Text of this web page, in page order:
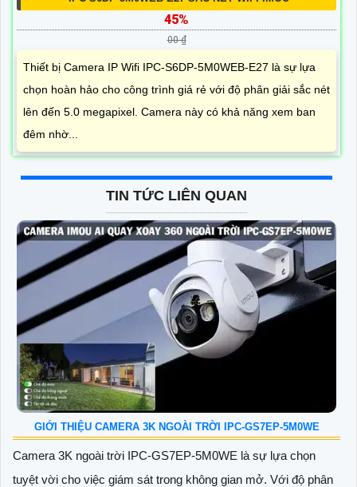
45%
00 ₫
Thiết bị Camera IP Wifi IPC-S6DP-5M0WEB-E27 là sự lựa
chọn hoàn hảo cho công trình giá rẻ với độ phân giải sắc nét
lên đến 5.0 megapixel. Camera này có khả năng xem ban
đêm nhờ...
TIN TỨC LIÊN QUAN
GIỚI THIỆU CAMERA 3K NGOÀI TRỜI IPC-GS7EP-5M0WE
Camera 3K ngoài trời IPC-GS7EP-5M0WE là sự lựa chọn
tuyệt vời cho việc giám sát trong không gian mở. Với độ phân